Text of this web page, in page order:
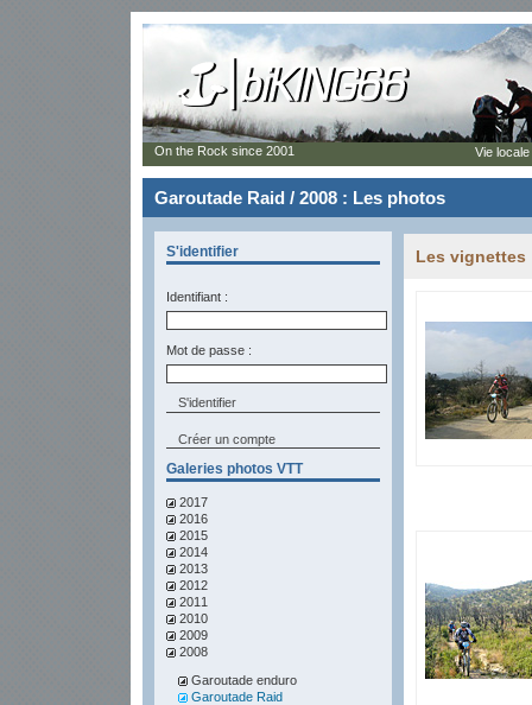
Garoutade Raid / 2008 : Les photos
S'identifier
Identifiant :
Mot de passe :
Créer un compte
Galeries photos VTT
2017
2016
2015
2014
2013
2012
2011
2010
2009
2008
Garoutade enduro
Garoutade Raid
Les vignettes
On the Rock since 2001 Vie